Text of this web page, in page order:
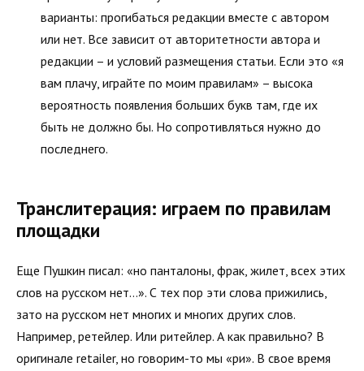
варианты: прогибаться редакции вместе с автором
или нет. Все зависит от авторитетности автора и
редакции – и условий размещения статьи. Если это «я
вам плачу, играйте по моим правилам» – высока
вероятность появления больших букв там, где их
быть не должно бы. Но сопротивляться нужно до
последнего.
Транслитерация: играем по правилам
площадки
Еще Пушкин писал: «но панталоны, фрак, жилет, всех этих
слов на русском нет…». С тех пор эти слова прижились,
зато на русском нет многих и многих других слов.
Например, ретейлер. Или ритейлер. А как правильно? В
оригинале retailer, но говорим-то мы «ри». В свое время